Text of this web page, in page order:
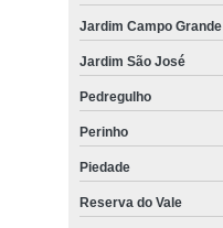
Jardim Campo Grande
Jardim São José
Pedregulho
Perinho
Piedade
Reserva do Vale